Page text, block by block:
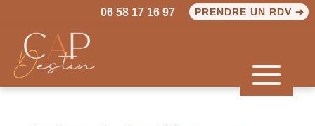
PRENDRE UN RDV ➔
06 58 17 16 97